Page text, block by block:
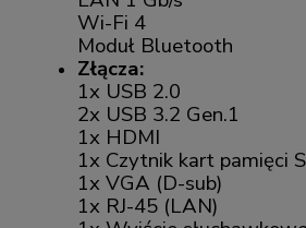
Wi-Fi 4
Moduł Bluetooth
Złącza:
1x USB 2.0
2x USB 3.2 Gen.1
1x HDMI
1x Czytnik kart pamięci
1x VGA (D-sub)
1x RJ-45 (LAN)